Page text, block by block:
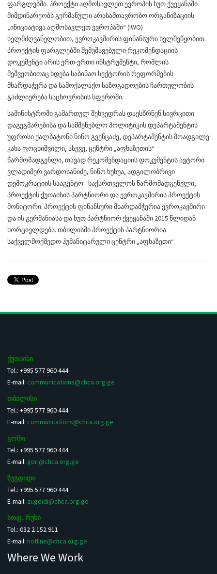
ფარგლებში. პროექტი აღმოსავლეთ ევროპის ხუთ ქვეყანაში
მიმდინარეობს გერმანული არასამთავრობო ორგანიზაციის
„ინიციატივა აღმოსავლეთ ევროპაში“ (IWO)
ხელმძღვანელობით, ევროკავშირის ფინანსური ხელშეწყობით.
პროექტის ფარგლებში შემუშავებული რეკომენდაციის
დოკუმენტი არის ერთ-ერთი ინსტრუმენტი, რომლის
მეშვეობითაც ხდება საბინაო სექტორის რეფორმების
მხარდაჭერა და სამოქალაქო საზოგადოების ჩართულობის
გაძლიერება საცხოვრისის სფეროში.
სამინისტროში გამართულ შეხვედრას დაესწრნენ სივრცითი
დაგეგმარებისა და სამშენებლო პოლიტიკის დეპარტამენტის
უფროსი ქალბატონი ნინო გვენცაძე, დეპარტამენტის მოადგილე
კახა ფოცხიშვილი, ასევე, ცენტრი „აფხაზეთის“
წარმომადგენლი, თავად რეკომენდაციის დოკუმენტის ავტორი
ვლადიმერ ვარდოსანიძე, ნინო ხუხუა, ადგილობრივი
დემოკრატიის სააგენტო - საქართველოს წარმომადგენელი,
პროექტის ქუთაისის პარტნიორი და ევროკავშირის პროექტის
მონიტორი. პროექტის ფინანსური მხარდამჭერია ევროკავშირი
და ის გერმანიასა და ხუთ პარტნიორ ქვეყანაში 2015 წლიდან
ხორციელდება. თბილისში პროექტის პარტნიორია
საქველმოქმედო ჰუმანიტარული ცენტრი „აფხაზეთი“.
ქუთაისი
Tel.: +995 577 960 444
E-mail: communications@chca.org.ge
თბილისი
Tel.: +995 577 960 444
E-mail: communcations@chca.org.ge
გორი
Tel.: +995 577 960 444
E-mail: gori@chca.org.ge
ზუგდიდი
Tel.: +995 577 960 444
E-mail: zugdidi@chca.org.ge
სოფ. რუხი
Tel.: 032 2 152 911
E-mail: hotline@chca.org.ge
Where We Work